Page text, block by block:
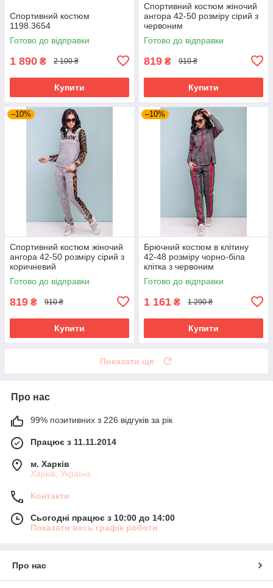
Спортивний костюм
1198.3654
Готово до відправки
1 890 ₴ 2 100 ₴
Купити
Спортивний костюм жіночий
ангора 42-50 розміру сірий з
червоним
Готово до відправки
819 ₴ 910 ₴
Купити
–10%
Спортивний костюм жіночий
ангора 42-50 розміру сірий з
коричневий
Готово до відправки
819 ₴ 910 ₴
Купити
–10%
Брючний костюм в клітину
42-48 розміру чорно-біла
клітка з червоним
Готово до відправки
1 161 ₴ 1 290 ₴
Купити
Показати ще
Про нас
99% позитивних з 226 відгуків за рік
Працює з 11.11.2014
м. Харків
Харків, Україна
Контакти
Сьогодні працює з 10:00 до 14:00
Показати весь графік роботи
Про нас